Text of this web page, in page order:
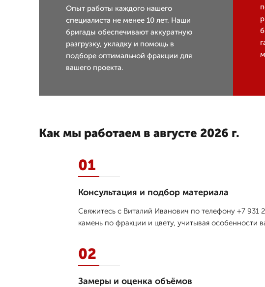
Опыт работы каждого нашего
специалиста не менее 10 лет. Наши
бригады обеспечивают аккуратную
разгрузку, укладку и помощь в
подборе оптимальной фракции для
вашего проекта.
Как мы работаем в августе 2026 г.
01
Консультация и подбор материала
Свяжитесь с Виталий Иванович по телефону +7
камень по фракции и цвету, учитывая
02
Замеры и оценка объёмов